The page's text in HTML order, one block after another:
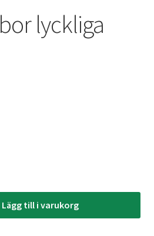
lyckliga
Lägg till i varukorg